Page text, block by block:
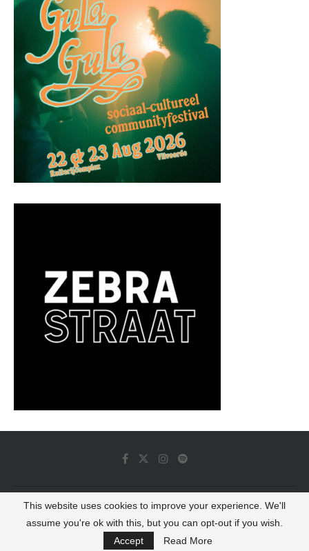
© 2022 - Luminous Dash All Rights Reserved
BACK TO TOP
This website uses cookies to improve your experience. We'll
assume you're ok with this, but you can opt-out if you wish.
Accept
Read More